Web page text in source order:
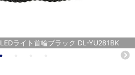
ライト首輪ブラック DL-YU281BK